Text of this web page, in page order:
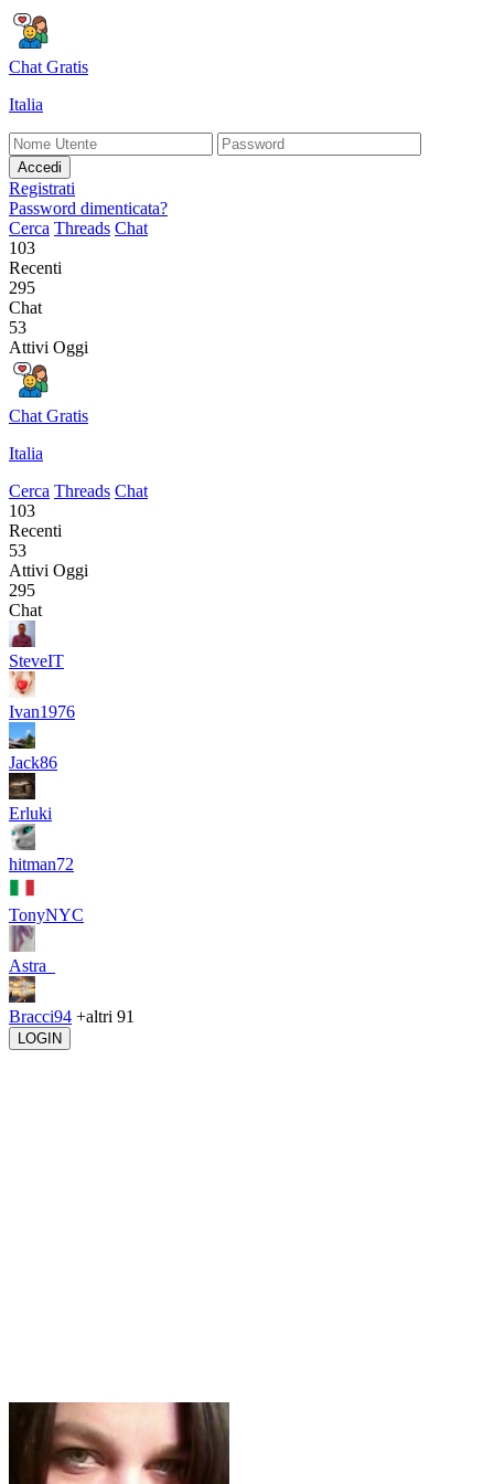
Chat Gratis
Italia
Accedi
Registrati
Password dimenticata?
Cerca Threads Chat
103
Recenti
295
Chat
53
Attivi Oggi
Chat Gratis
Italia
Cerca Threads Chat
103
Recenti
53
Attivi Oggi
295
Chat
SteveIT
Ivan1976
Jack86
Erluki
hitman72
TonyNYC
Astra_
Bracci94 +altri 91
LOGIN